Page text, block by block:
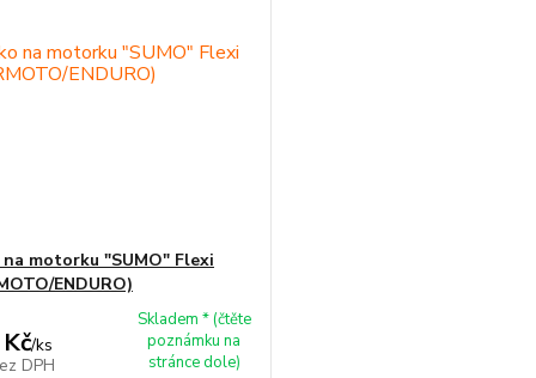
motorku "SUMO" Flexi
ENDURO)
/ks
DPH
Skladem * (čtěte
poznámku na
stránce dole)